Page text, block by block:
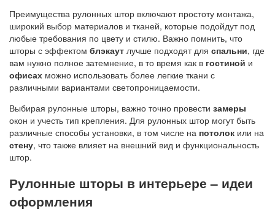
Преимущества рулонных штор включают простоту монтажа,
широкий выбор материалов и тканей, которые подойдут под
любые требования по цвету и стилю. Важно помнить, что
шторы с эффектом блэкаут лучше подходят для спальни, где
вам нужно полное затемнение, в то время как в гостиной и
офисах можно использовать более легкие ткани с
различными вариантами светопроницаемости.
Выбирая рулонные шторы, важно точно провести замеры
окон и учесть тип крепления. Для рулонных штор могут быть
различные способы установки, в том числе на потолок или на
стену, что также влияет на внешний вид и функциональность
штор.
Рулонные шторы в интерьере – идеи
оформления